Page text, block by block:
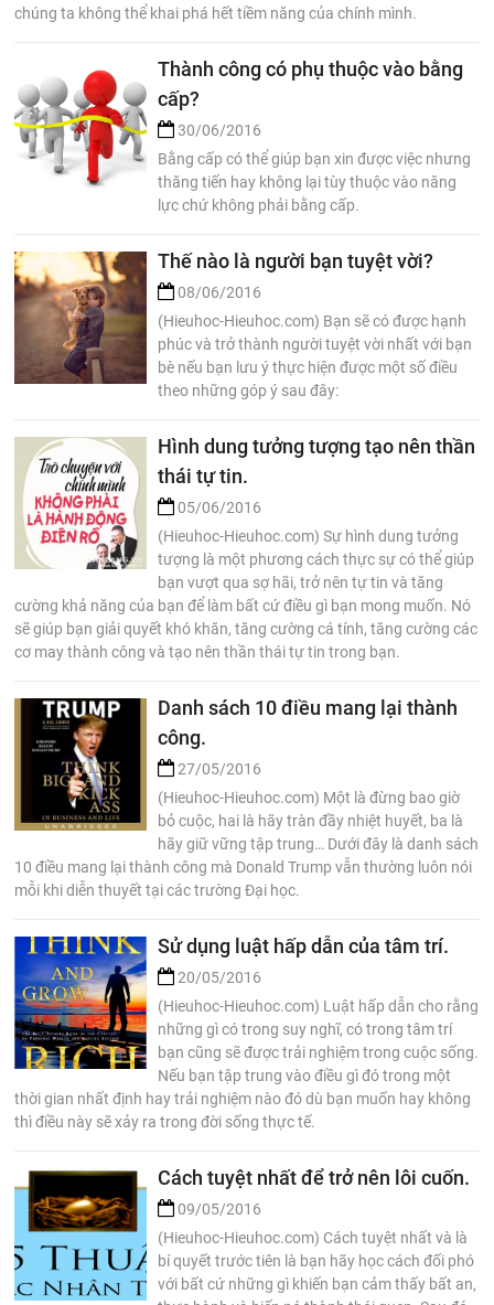
chúng ta không thể khai phá hết tiềm năng của chính mình.
Thành công có phụ thuộc vào bằng
cấp?
30/06/2016
Bằng cấp có thể giúp bạn xin được việc nhưng
thăng tiến hay không lại tùy thuộc vào năng
lực chứ không phải bằng cấp.
Thế nào là người bạn tuyệt vời?
08/06/2016
(Hieuhoc-Hieuhoc.com) Bạn sẽ có được hạnh
phúc và trở thành người tuyệt vời nhất với bạn
bè nếu bạn lưu ý thực hiện được một số điều
theo những góp ý sau đây:
Hình dung tưởng tượng tạo nên thần
thái tự tin.
05/06/2016
(Hieuhoc-Hieuhoc.com) Sự hình dung tưởng
tượng là một phương cách thực sự có thể giúp
bạn vượt qua sợ hãi, trở nên tự tin và tăng
cường khả năng của bạn để làm bất cứ điều gì bạn mong muốn. Nó
sẽ giúp bạn giải quyết khó khăn, tăng cường cá tính, tăng cường các
cơ may thành công và tạo nên thần thái tự tin trong bạn.
Danh sách 10 điều mang lại thành
công.
27/05/2016
(Hieuhoc-Hieuhoc.com) Một là đừng bao giờ
bỏ cuộc, hai là hãy tràn đầy nhiệt huyết, ba là
hãy giữ vững tập trung… Dưới đây là danh sách
10 điều mang lại thành công mà Donald Trump vẫn thường luôn nói
mỗi khi diễn thuyết tại các trường Đại học.
Sử dụng luật hấp dẫn của tâm trí.
20/05/2016
(Hieuhoc-Hieuhoc.com) Luật hấp dẫn cho rằng
những gì có trong suy nghĩ, có trong tâm trí
bạn cũng sẽ được trải nghiệm trong cuộc sống.
Nếu bạn tập trung vào điều gì đó trong một
thời gian nhất định hay trải nghiệm nào đó dù bạn muốn hay không
thì điều này sẽ xảy ra trong đời sống thực tế.
Cách tuyệt nhất để trở nên lôi cuốn.
09/05/2016
(Hieuhoc-Hieuhoc.com) Cách tuyệt nhất và là
bí quyết trước tiên là bạn hãy học cách đối phó
với bất cứ những gì khiến bạn cảm thấy bất an,